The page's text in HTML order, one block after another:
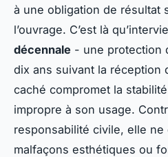
à une obligation de résultat
l’ouvrage. C’est là
décennale - une protection
dix ans suivant la réception
caché compromet la
impropre à son usage.
responsabilité civile, elle ne
malfaçons esthétiques ou